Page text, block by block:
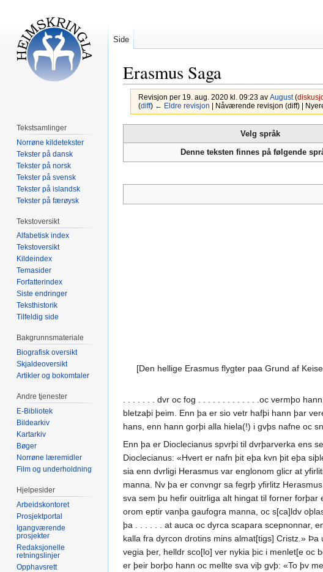
Erasmus Saga
Revisjon per 19. aug. 2020 kl. 09:23 av August (
(diff) ← Eldre revisjon | Nåværende revisjon (diff) |
til
til
Velg språk
Denne teksten finnes på følgende
[Den hellige Erasmus flygter paa Grund af
. . . . . . . dvr oc fog . . . . . . . . . . . . .oc vermþo
bletzaþi þeim. Enn þa er sio vetr hafþi hann þar
hans, enn hann gorþi alla hiela(!) i gvþs nafne oc
Enn þa er Dioclecianus spvrþi til dvrþarverka ens
Dioclecianus: «Hvert er nafn þit eþa kvn þit eþa
sia enn dvrligi Herasmus var englonom glicr at
manna. Nv þa er convngr sa fegrþ yfirlitz
sva sem þu hefir ouitrliga alt hingat til forner
orom eptir vanþa gaufogra manna, oc s[ca]ldv
þa . . . . . . at auca oc dyrca scapara scepnonnar,
kalla fra dyrcon drotins mins almat[tigs] Cristz.»
vegia þer, helldr sco[lo] ver nykia þic i menlet[e oc
er þeir borþo hann oc mellte sva viþ gvþ: «To þv
Side
Tekstsamlinger
Norrøne kildetekster
Tekster på dansk
Tekster på norsk
Tekster på svensk
Tekster på islandsk
Tekster på færøysk
Tekstoversikt
Alfabetisk index
Tekstoversikt
Kildeindex
Temasider
Forfatterindex
Siste endringer
Teksthistorik
Tilfeldig side
Bakgrunnsmateriale
Biografisk oversikt
Skjaldeoversikt
Artikler og bokomtaler
Andre tjenester
E-Bibliotek
Bildearkiv
Kartarkiv
Bøger
Norrøne læremidler
Film og underholdning
Hjelpesider
Arbeidskontoret
Prosjektportal
Igangværende
prosjekter
Redaksjonelle
retningslinjer
Opphavsrett